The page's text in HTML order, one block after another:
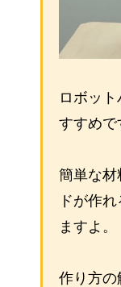
ロボッ
すすめで
簡単な材
ドが作
ますよ。
作り方の